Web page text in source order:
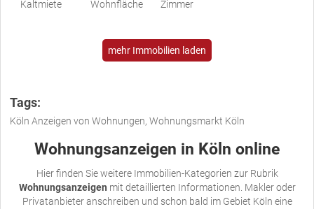
Kaltmiete
Wohnfläche
Zimmer
mehr Immobilien laden
Tags:
Köln Anzeigen von Wohnungen, Wohnungsmarkt Köln
Wohnungsanzeigen in Köln online
Hier finden Sie weitere Immobilien-Kategorien zur Rubrik
Wohnungsanzeigen mit detaillierten Informationen. Makler oder
Privatanbieter anschreiben und schon bald im Gebiet Köln eine